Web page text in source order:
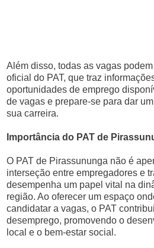
Além disso, todas as vagas
oficial do PAT, que traz
oportunidades de emprego
de vagas e prepare-se para dar
sua carreira.
Importância do PAT de
O PAT de Pirassununga não é
interseção entre empregadores e
desempenha um papel vital na
região. Ao oferecer um espaço
candidatar a vagas, o PAT
desemprego, promovendo o
local e o bem-estar social.